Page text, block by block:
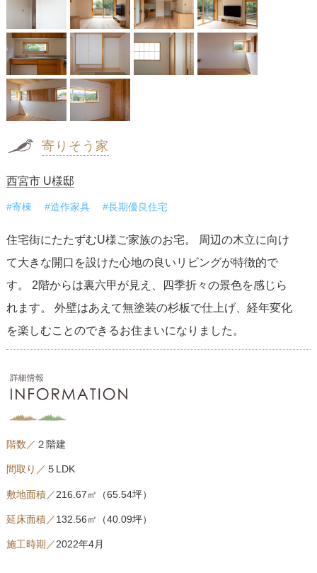
寄りそう家
西宮市 U様邸
#寄棟 #造作家具 #長期優良住宅
住宅街にたたずむU様ご家族のお宅。 周辺の木立に向け
て大きな開口を設けた心地の良いリビングが特徴的で
す。 2階からは裏六甲が見え、四季折々の景色を感じら
れます。 外壁はあえて無塗装の杉板で仕上げ、経年変化
を楽しむことのできるお住まいになりました。
階数／ ２階建
間取り／ ５LDK
敷地面積／216.67㎡（65.54坪）
延床面積／132.56㎡（40.09坪）
施工時期／2022年4月